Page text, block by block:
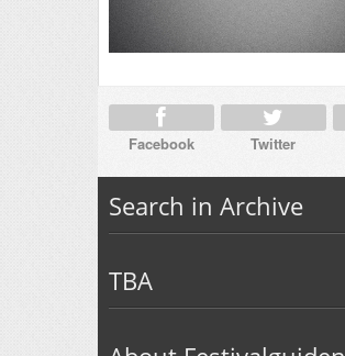
Facebook Twitter
Search in Archive
TBA